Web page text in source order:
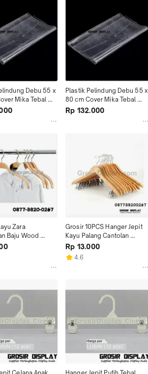
Debu 55 x
Mika Tebal
Toko
Plastik Pelindung Debu 55 x
80 cm Cover Mika Tebal
Kaos Jersey Panjang
Rp 132.000
Zara
Baju Wood
Dengan Karet
Grosir 10PCS Hanger Jepit
Kayu Palang Cantolan
Celana Hanger Rok Tebal
Rp 13.000
4.6